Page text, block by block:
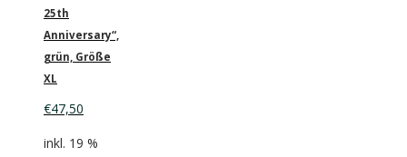
25th
Anniversary“,
grün, Größe
XL
€47,50
inkl. 19 %